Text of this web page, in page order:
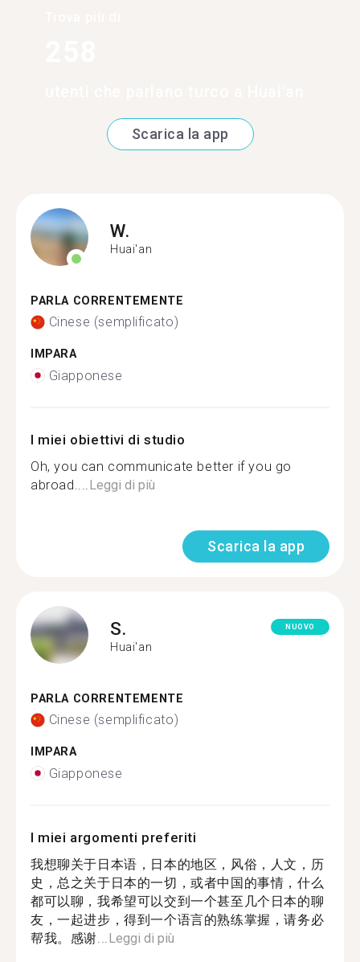
Scarica la app
W.
Huai'an
PARLA CORRENTEMENTE
Cinese (semplificato)
IMPARA
Giapponese
I miei obiettivi di studio
Oh, you can communicate better if you go
abroad.... Leggi di più
Scarica la app
S.
Huai'an
NUOVO
PARLA CORRENTEMENTE
Cinese (semplificato)
IMPARA
Giapponese
I miei argomenti preferiti
我想聊关于日本语，日本的地区，风俗，人文，历
史，总之关于日本的一切，或者中国的事情，什么
都可以聊，我希望可以交到一个甚至几个日本的聊
友，一起进步，得到一个语言的熟练掌握，请务必
帮我。感谢... Leggi di più